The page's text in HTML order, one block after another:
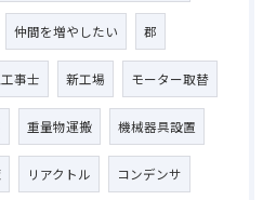
仲間を増やしたい 郡
事士 新工場 モーター取替
重量物運搬 機械器具設置
リアクトル コンデンサ